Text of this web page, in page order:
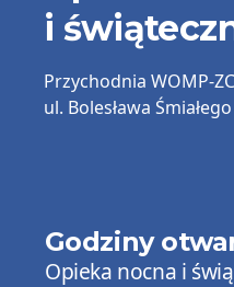
i
Przychodnia WOMP-
ul. Bolesława
Godziny
Opieka nocna i